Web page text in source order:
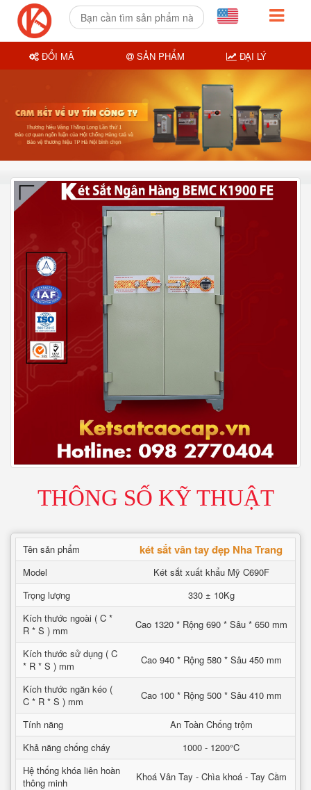
THÔNG SỐ KỸ THUẬT
Tên sản phẩm két sắt vân tay đẹp Nha Trang
Model
Két sắt xuất khẩu Mỹ C690F
Trọng lượng
330 ± 10Kg
Kích thước ngoài ( C *
R * S ) mm
Cao 1320 * Rộng 690 * Sâu * 650 mm
Kích thước sử dụng ( C
* R * S ) mm
Cao 940 * Rộng 580 * Sâu 450 mm
Kích thước ngăn kéo (
C * R * S ) mm
Cao 100 * Rộng 500 * Sâu 410 mm
Tính năng
An Toàn Chống trộm
Khả năng chống cháy
1000 - 1200°C
Hệ thống khóa liên hoàn
thông minh
Khoá Vân Tay - Chìa khoá - Tay Cầm
ĐỔI MÃ SẢN PHẨM ĐẠI LÝ